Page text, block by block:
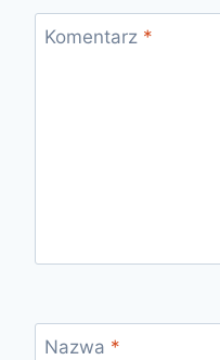
Komentarz *
Nazwa *